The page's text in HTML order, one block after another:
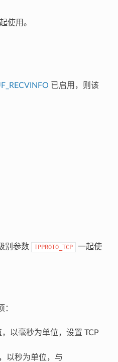
使用。
已启用，则该
别参数 IPPROTO_TCP
一起使
：
，以毫秒为单位，设置 TCP
以秒为单位，与